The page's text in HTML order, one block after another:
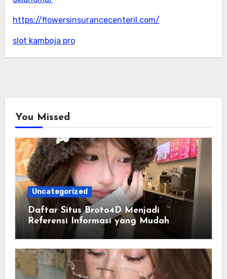
https://flowersinsurancecenteril.com/
slot kamboja pro
You Missed
Uncategorized
Daftar Situs Broto4D Menjadi
Referensi Informasi yang Mudah
Diakses Setiap Hari